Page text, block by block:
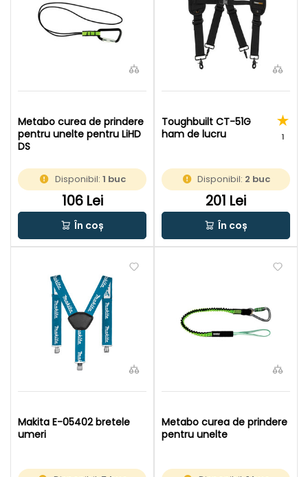
Metabo curea de prindere
pentru unelte pentru LiHD
DS
Disponibil: 1 buc
106 Lei
În coș
Toughbuilt CT-51G
ham de lucru
1
Disponibil: 2 buc
201 Lei
În coș
Makita E-05402 bretele
umeri
Metabo curea de prindere
pentru unelte